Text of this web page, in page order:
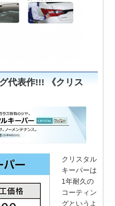
代表作!!! 《クリス
クリスタル
キーパーは
1年耐久の
コーティン
グというよ